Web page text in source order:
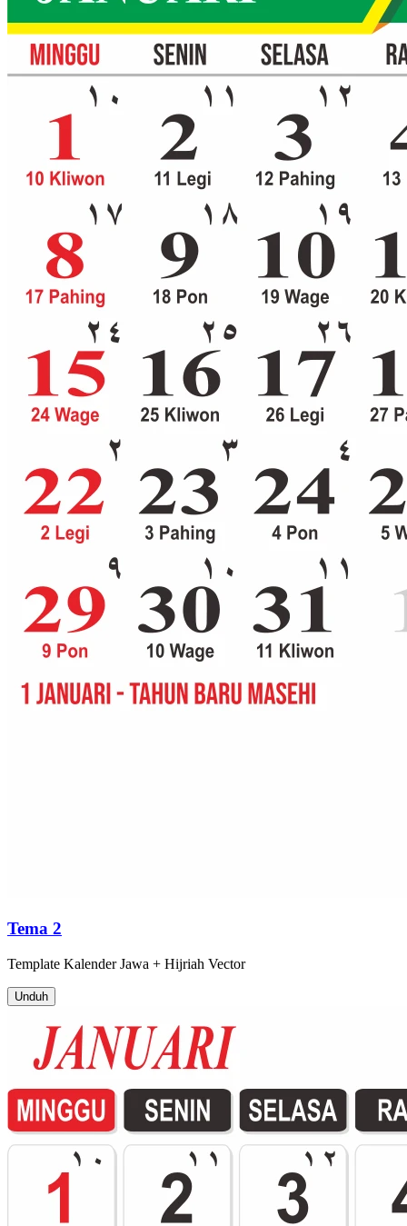
Tema 2
Template Kalender Jawa + Hijriah Vector
Unduh